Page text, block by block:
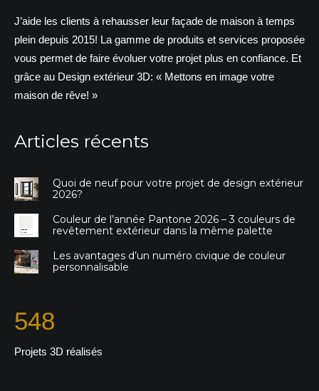
J’aide les clients à rehausser leur façade de maison à temps
plein depuis 2015! La gamme de produits et services proposée
vous permet de faire évoluer votre projet plus en confiance. Et
grâce au Design extérieur 3D: « Mettons en image votre
maison de rêve! »
Articles récents
Quoi de neuf pour votre projet de design extérieur
2026?
Couleur de l’année Pantone 2026 – 3 couleurs de
revêtement extérieur dans la même palette
Les avantages d’un numéro civique de couleur
personnalisable
567
Projets 3D réalisés